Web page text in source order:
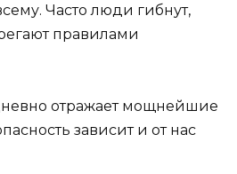
Часто люди гибнут,
правилами
отражает мощнейшие
зависит и от нас